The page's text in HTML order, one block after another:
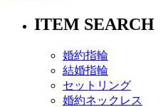
ITEM SEARCH
婚約指輪
結婚指輪
セットリング
婚約ネックレス